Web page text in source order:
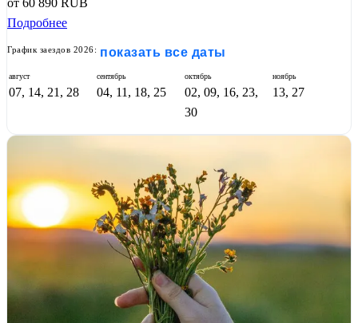
от 60 890 RUB
Подробнее
График заездов 2026: показать все даты
август
07, 14, 21, 28
сентябрь
04, 11, 18, 25
октябрь
02, 09, 16, 23,
30
ноябрь
13, 27